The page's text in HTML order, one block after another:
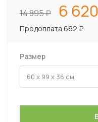
14 895 6 620
Предоплата 662 ₽
Размер